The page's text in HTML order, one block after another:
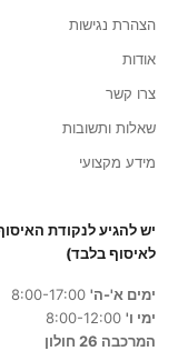
הצהרת נגישות
אודות
צרו קשר
שאלות ותשובות
מידע מקצועי
לאיסוף בלבד)
ימים א'-ה'
ימי ו'
המרכבה 26 חולון